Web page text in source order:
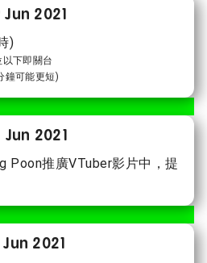
Jun 2021
)
下即關台
鐘可能更短)
Jun 2021
Poon推廣VTuber影片中，提
Jun 2021